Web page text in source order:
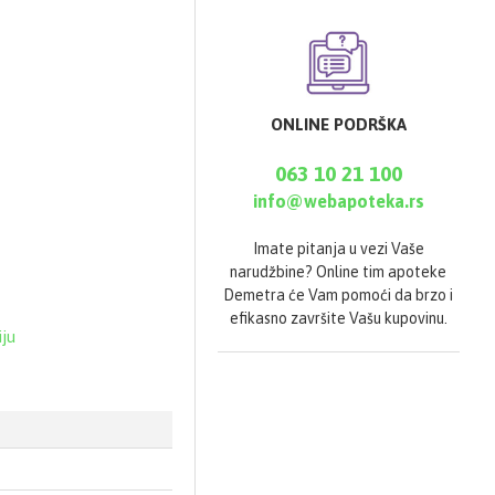
ONLINE PODRŠKA
063 10 21 100
info@webapoteka.rs
Imate pitanja u vezi Vaše
narudžbine? Online tim apoteke
Demetra će Vam pomoći da brzo i
efikasno završite Vašu kupovinu.